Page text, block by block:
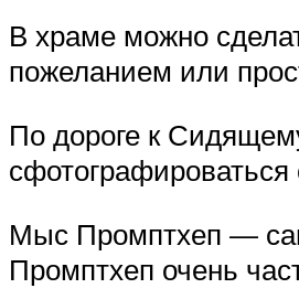
В храме можно
пожеланием или
По дороге к
Мыс Промптхеп —
Промптхеп очень